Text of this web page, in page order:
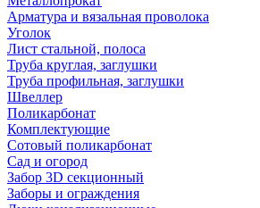
Арматура и вязальная проволока
Уголок
Лист стальной, полоса
Труба круглая, заглушки
Труба профильная, заглушки
Швеллер
Поликарбонат
Комплектующие
Сотовый поликарбонат
Сад и огород
Забор 3D секционный
Заборы и ограждения